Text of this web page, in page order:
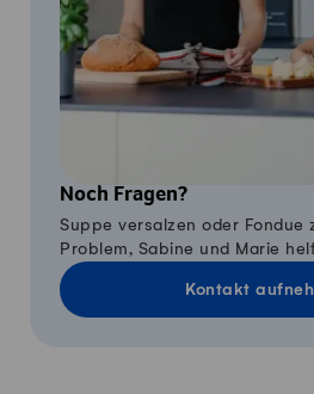
Noch Fragen?
Suppe versalzen oder Fondue
Problem, Sabine und Marie
Kontakt